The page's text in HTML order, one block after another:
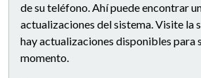
de su teléfono. Ahí puede encontrar
actualizaciones del sistema. Visite la
hay actualizaciones disponibles para
momento.